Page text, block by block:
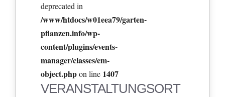
deprecated in
/www/htdocs/w01eea79/garten-
pflanzen.info/wp-
content/plugins/events-
manager/classes/em-
object.phpon line 1407
VERANSTALTUNGSORT